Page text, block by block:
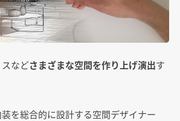
などさまざまな空間を作り上げ演出す
を総合的に設計する空間デザイナー